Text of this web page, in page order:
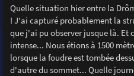
s
s
a
e
Quelle situation hier entre la
! J'ai capturé probablement la
que j'ai pu observer jusque là.
intense... Nous étions à 1500
lorsque la foudre est tombée
d'autre du sommet... Quelle